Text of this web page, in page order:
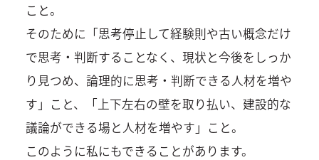
こと。
そのために「思考停止して経験則や古い概念だけ
で思考・判断することなく、現状と今後をしっか
り見つめ、論理的に思考・判断できる人材を増や
す」こと、「上下左右の壁を取り払い、建設的な
議論ができる場と人材を増やす」こと。
このように私にもできることがあります。